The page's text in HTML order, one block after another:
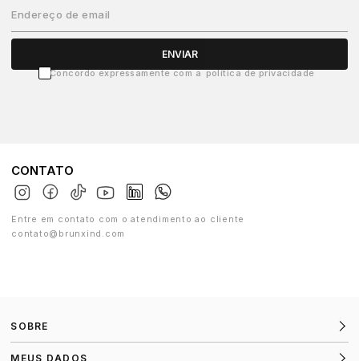
Endereço de email
ENVIAR
Concordo expressamente com a política de privacidade
CONTATO
Entre em contato com o atendimento ao cliente
contato@brunxind.com
SOBRE
MEUS DADOS